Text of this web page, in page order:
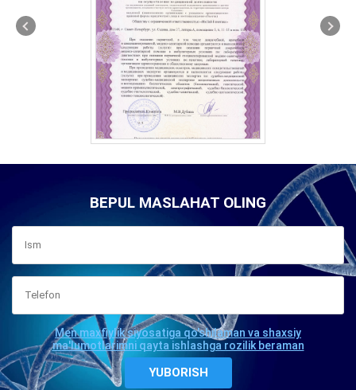
BEPUL MASLAHAT OLING
Men maxfiylik siyosatiga qo'shilaman va shaxsiy
ma'lumotlarimni qayta ishlashga rozilik beraman